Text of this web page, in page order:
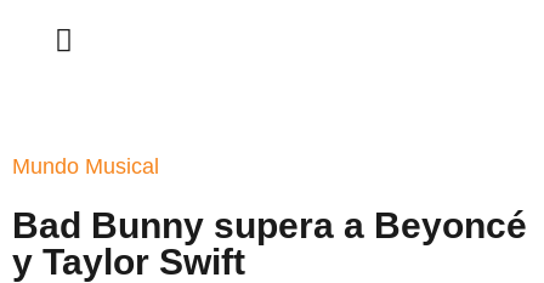
Mundo Musical
Bad Bunny supera a Beyoncé
y Taylor Swift